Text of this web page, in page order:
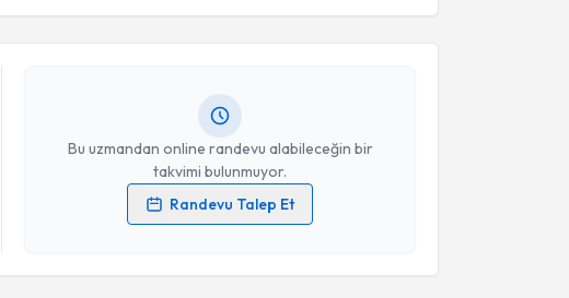
Takvim Talebini Gönder
Bu uzmandan online randevu alabileceğin bir
takvimi bulunmuyor.
Randevu Talep Et
Kişisel verilerimin işlenmesine ilişkinAydınlatma Metni
işlenmesini kabul ediyorum.
Randevu Takvimi Talebi